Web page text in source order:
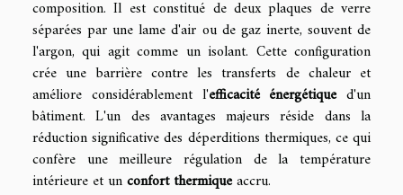
composition. Il est constitué de deux plaques de verre
séparées par une lame d'air ou de gaz inerte, souvent de
l'argon, qui agit comme un isolant. Cette configuration
crée une barrière contre les transferts de chaleur et
améliore considérablement l'efficacité énergétiqued'un
bâtiment. L'un des avantages majeurs réside dans la
réduction significative des déperditions thermiques, ce qui
confère une meilleure régulation de la température
intérieure et unconfort thermiqueaccru.